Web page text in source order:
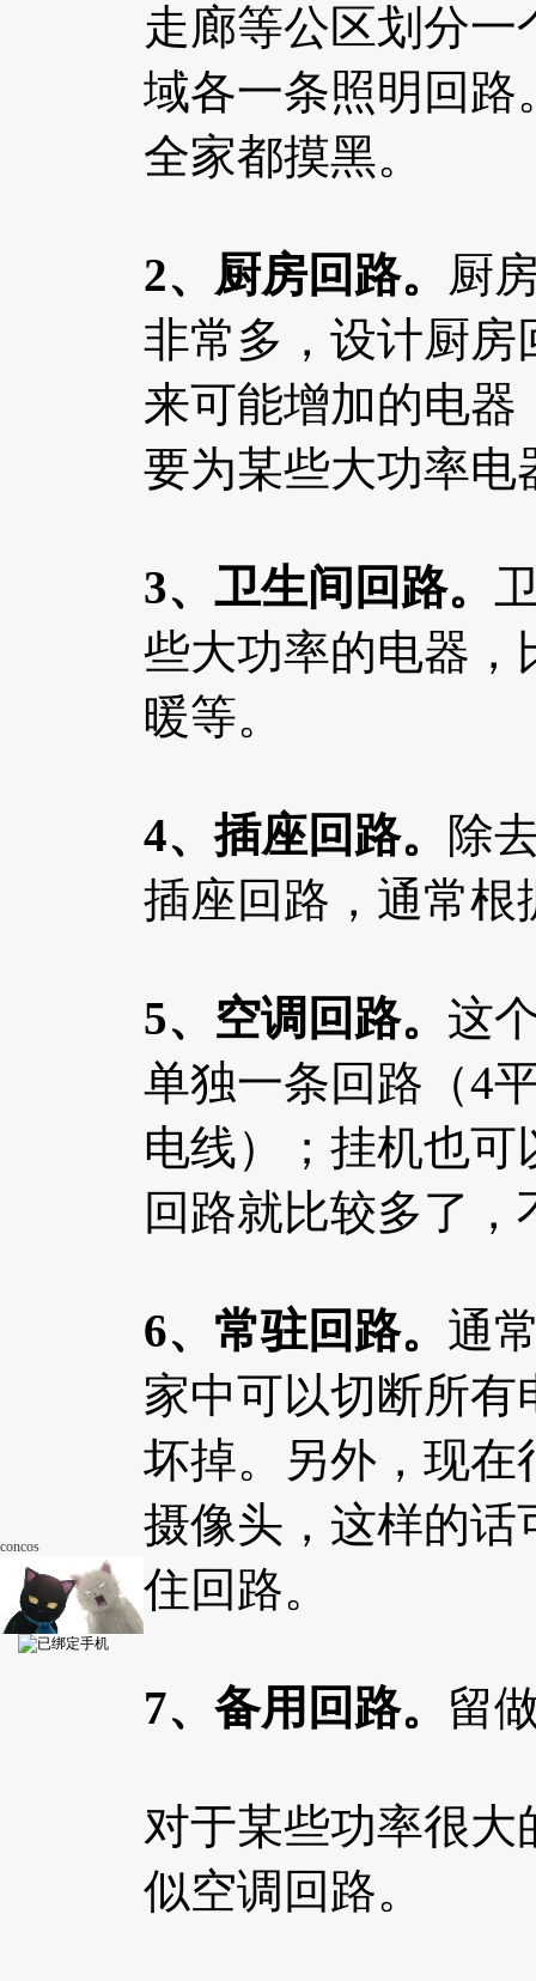
concos
走廊等公区划分
域各一条照明回路
全家都摸黑。
2、厨房回路。 厨
非常多，设计厨房
来可能增加的电
要为某些大功率电
3、卫生间回路。
些大功率的电器，
暖等。
4、插座回路。 除
插座回路，通常根
5、空调回路。 这
单独一条回路（4
电线）；挂机也可
回路就比较多了
6、常驻回路。 通
家中可以切断所
坏掉。另外，现在
摄像头，这样的话
住回路。
7、备用回路。 留
对于某些功率很
似空调回路。